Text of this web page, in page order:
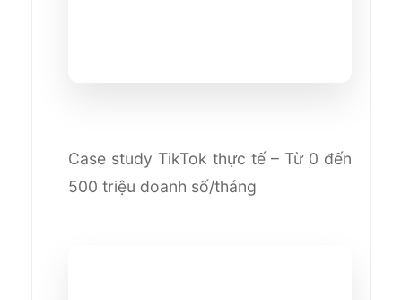
Case study TikTok thực tế – Từ 0 đến
500 triệu doanh số/tháng